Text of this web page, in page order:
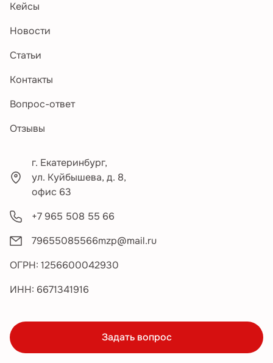
Кейсы
Новости
Статьи
Контакты
Вопрос-ответ
Отзывы
г. Екатеринбург,
ул. Куйбышева, д. 8,
офис 63
+7 965 508 55 66
79655085566mzp@mail.ru
ОГРН: 1256600042930
ИНН: 6671341916
Задать вопрос